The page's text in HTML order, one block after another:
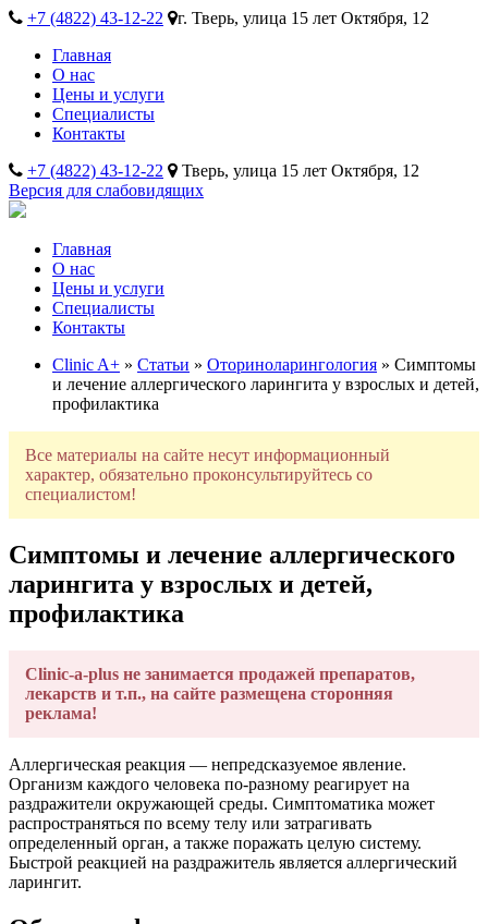
+7 (4822) 43-12-22
г. Тверь, улица 15 лет Октября, 12
Главная
О нас
Цены и услуги
Специалисты
Контакты
+7 (4822) 43-12-22
Тверь, улица 15 лет Октября, 12
Версия для слабовидящих
Главная
О нас
Цены и услуги
Специалисты
Контакты
Clinic A+ » Статьи » Оториноларингология » Симптомы
и лечение аллергического ларингита у взрослых и детей,
профилактика
Все материалы на сайте несут информационный
характер, обязательно проконсультируйтесь со
специалистом!
Симптомы и лечение аллергического
ларингита у взрослых и детей,
профилактика
Clinic-a-plus не занимается продажей препаратов,
лекарств и т.п., на сайте размещена сторонняя
реклама!
Аллергическая реакция — непредсказуемое явление.
Организм каждого человека по-разному реагирует на
раздражители окружающей среды. Симптоматика может
распространяться по всему телу или затрагивать
определенный орган, а также поражать целую систему.
Быстрой реакцией на раздражитель является аллергический
ларингит.